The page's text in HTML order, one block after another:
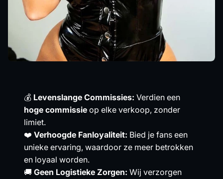
💰 Levenslange Commissies: Verdien een
hoge commissie op elke verkoop, zonder
limiet.
❤️ Verhoogde Fanloyaliteit: Bied je fans een
unieke ervaring, waardoor ze meer betrokken
en loyaal worden.
🚚 Geen Logistieke Zorgen: Wij verzorgen